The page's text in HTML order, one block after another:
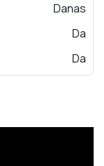
Danas
Da
Da